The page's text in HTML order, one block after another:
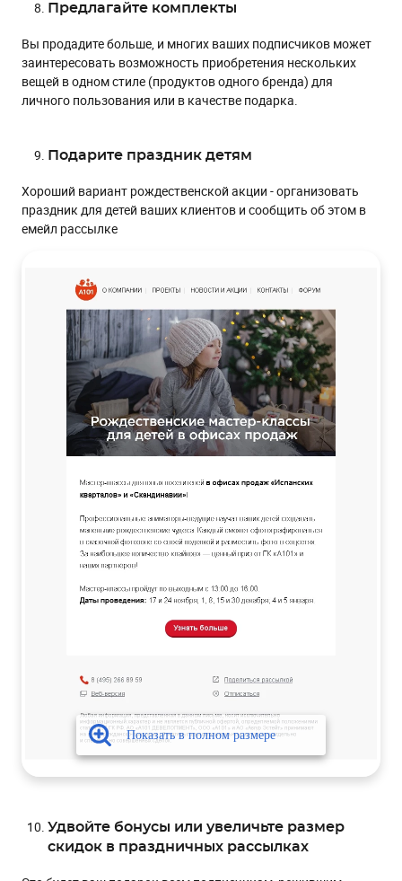
Предлагайте комплекты
Вы продадите больше, и многих ваших подписчиков может
заинтересовать возможность приобретения нескольких
вещей в одном стиле (продуктов одного бренда) для
личного пользования или в качестве подарка.
Подарите праздник детям
Хороший вариант рождественской акции - организовать
праздник для детей ваших клиентов и сообщить об этом в
емейл рассылке
Удвойте бонусы или увеличьте размер
скидок в праздничных рассылках